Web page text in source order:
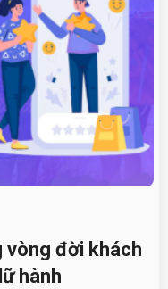
vòng đời khách
hành